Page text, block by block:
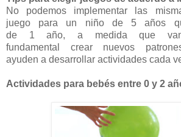
No podemos implementar las
juego para un niño de 5 años
de 1 año, a medida que
fundamental crear nuevos
ayuden a desarrollar actividades cada
Actividades para bebés entre 0 y 2